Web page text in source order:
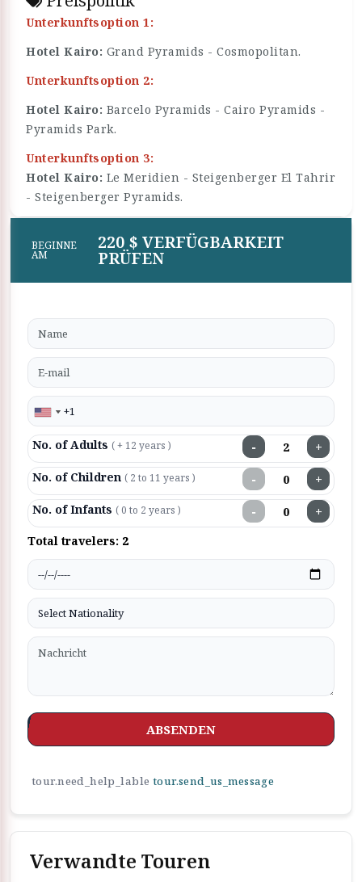
Unterkunftsoption 1:
Hotel Kairo: Grand Pyramids - Cosmopolitan.
Unterkunftsoption 2:
Hotel Kairo: Barcelo Pyramids - Cairo Pyramids -
Pyramids Park.
Unterkunftsoption 3:
Hotel Kairo: Le Meridien - Steigenberger El Tahrir
- Steigenberger Pyramids.
BEGINNE
AM
220 $ VERFÜGBARKEIT
PRÜFEN
No. of Adults ( + 12 years ) − +
No. of Children ( 2 to 11 years ) − +
No. of Infants ( 0 to 2 years ) − +
Total travelers: 2
ABSENDEN
tour.need_help_lable tour.send_us_message
Verwandte Touren